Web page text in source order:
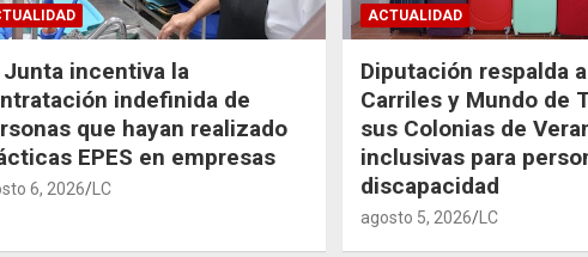
Junta incentiva la
indefinida de
que hayan realizado
EPES en empresas
6, 2026 LC
ACTUALIDAD
Diputación respalda
Carriles y Mundo de
sus Colonias de
inclusivas para
discapacidad
agosto 5, 2026 LC